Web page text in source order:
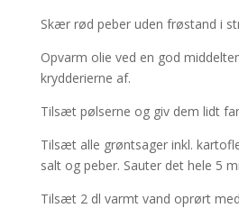
Skær rød peber uden frøstand i
Opvarm olie ved en god
krydderierne af.
Tilsæt pølserne og giv dem lidt
Tilsæt alle grøntsager inkl.
salt og peber. Sauter det hele 5
Tilsæt 2 dl varmt vand oprørt